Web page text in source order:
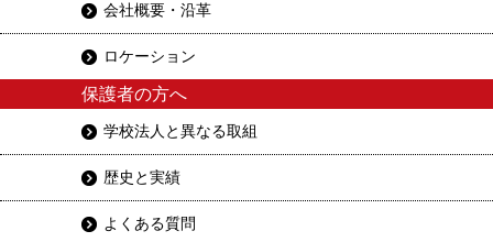
会社概要・沿革
ロケーション
保護者の方へ
学校法人と異なる取組
歴史と実績
よくある質問